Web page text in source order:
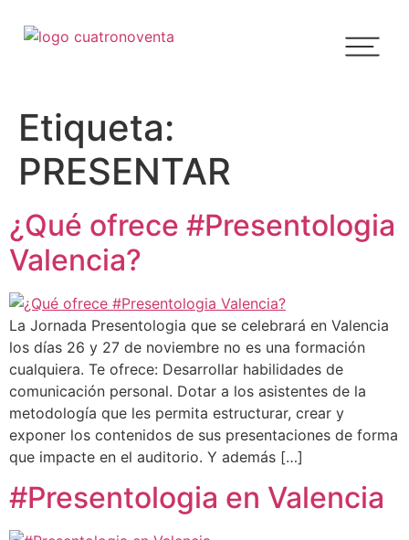
Etiqueta:
PRESENTAR
¿Qué ofrece #Presentologia
Valencia?
La Jornada Presentologia que se celebrará en Valencia
los días 26 y 27 de noviembre no es una formación
cualquiera. Te ofrece: Desarrollar habilidades de
comunicación personal. Dotar a los asistentes de la
metodología que les permita estructurar, crear y
exponer los contenidos de sus presentaciones de forma
que impacte en el auditorio. Y además […]
#Presentologia en Valencia